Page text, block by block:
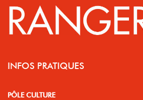
INFOS PRATIQUES
PÔLE CULTURE